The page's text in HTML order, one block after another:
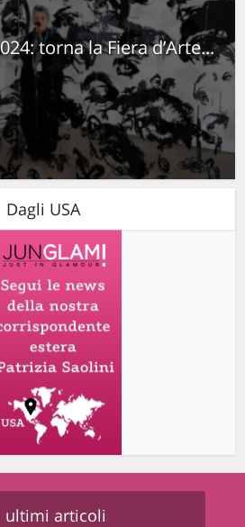
torna la Fiera d’Arte...
Dagli USA
ultimi articoli